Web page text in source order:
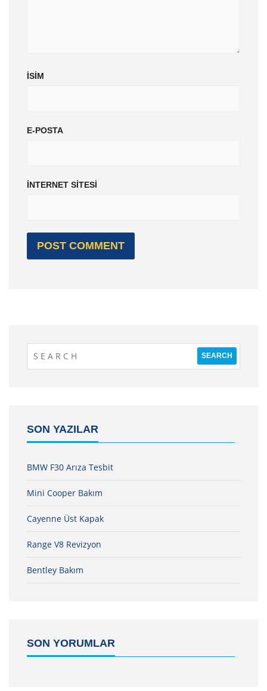
İSIM
E-POSTA
İNTERNET SITESI
SON YAZILAR
BMW F30 Arıza Tesbit
Mini Cooper Bakım
Cayenne Üst Kapak
Range V8 Revizyon
Bentley Bakım
SON YORUMLAR